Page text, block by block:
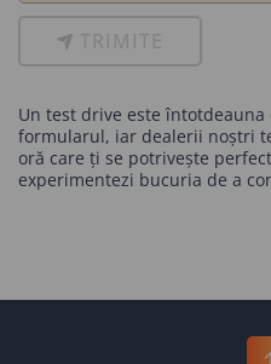
TRIMITE
Un test drive este întotdeauna
formularul, iar dealerii noștri
oră care ți se potrivește
experimentezi bucuria de a